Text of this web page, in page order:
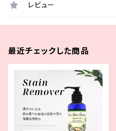
レビュー
最近チェックした商品